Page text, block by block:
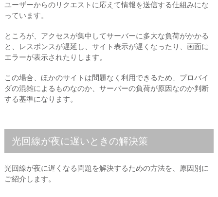
ユーザーからのリクエストに応えて情報を送信する仕組みにな
っています。
ところが、アクセスが集中してサーバーに多大な負荷がかかる
と、レスポンスが遅延し、サイト表示が遅くなったり、画面に
エラーが表示されたりします。
この場合、ほかのサイトは問題なく利用できるため、プロバイ
ダの混雑によるものなのか、サーバーの負荷が原因なのか判断
する基準になります。
光回線が夜に遅いときの解決策
光回線が夜に遅くなる問題を解決するための方法を、原因別に
ご紹介します。